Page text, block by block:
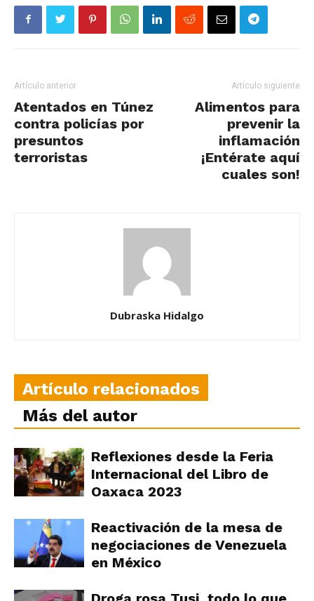
Artículo anterior
Atentados en Túnez
contra policías por
presuntos
terroristas
Artículo siguiente
Alimentos para
prevenir la
inflamación
¡Entérate aquí
cuales son!
Dubraska Hidalgo
Artículo relacionados
Más del autor
Reflexiones desde la Feria
Internacional del Libro de
Oaxaca 2023
Reactivación de la mesa de
negociaciones de Venezuela
en México